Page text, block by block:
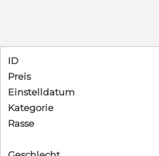
ID
Preis
Einstelldatum
Kategorie
Rasse